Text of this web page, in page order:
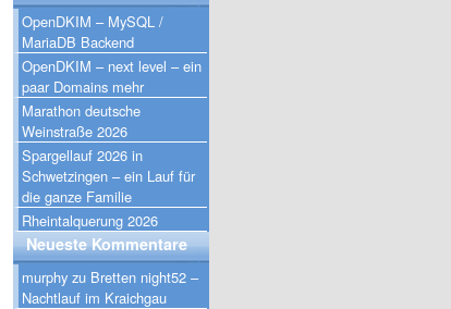
OpenDKIM – MySQL /
MariaDB Backend
OpenDKIM – next level – ein
paar Domains mehr
Marathon deutsche
Weinstraße 2026
Spargellauf 2026 in
Schwetzingen – ein Lauf für
die ganze Familie
Rheintalquerung 2026
Neueste Kommentare
murphy zu Bretten night52 –
Nachtlauf im Kraichgau